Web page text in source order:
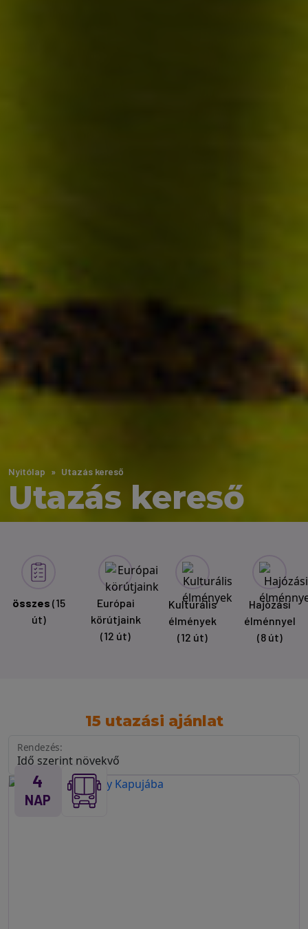
Nyitólap Utazás kereső
Utazás kereső
összes (15
út)
Európai
körútjaink
(12 út)
Kulturális
élmények
(12 út)
Hajózási
élménnyel
(8 út)
15 utazási ajánlat
Rendezés:
4
NAP